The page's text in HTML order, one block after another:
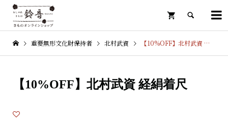

重要無形文化財保持者 北村武資 【10%OFF】北村武資 経絹着尺
【10%OFF】北村武資 経絹着尺